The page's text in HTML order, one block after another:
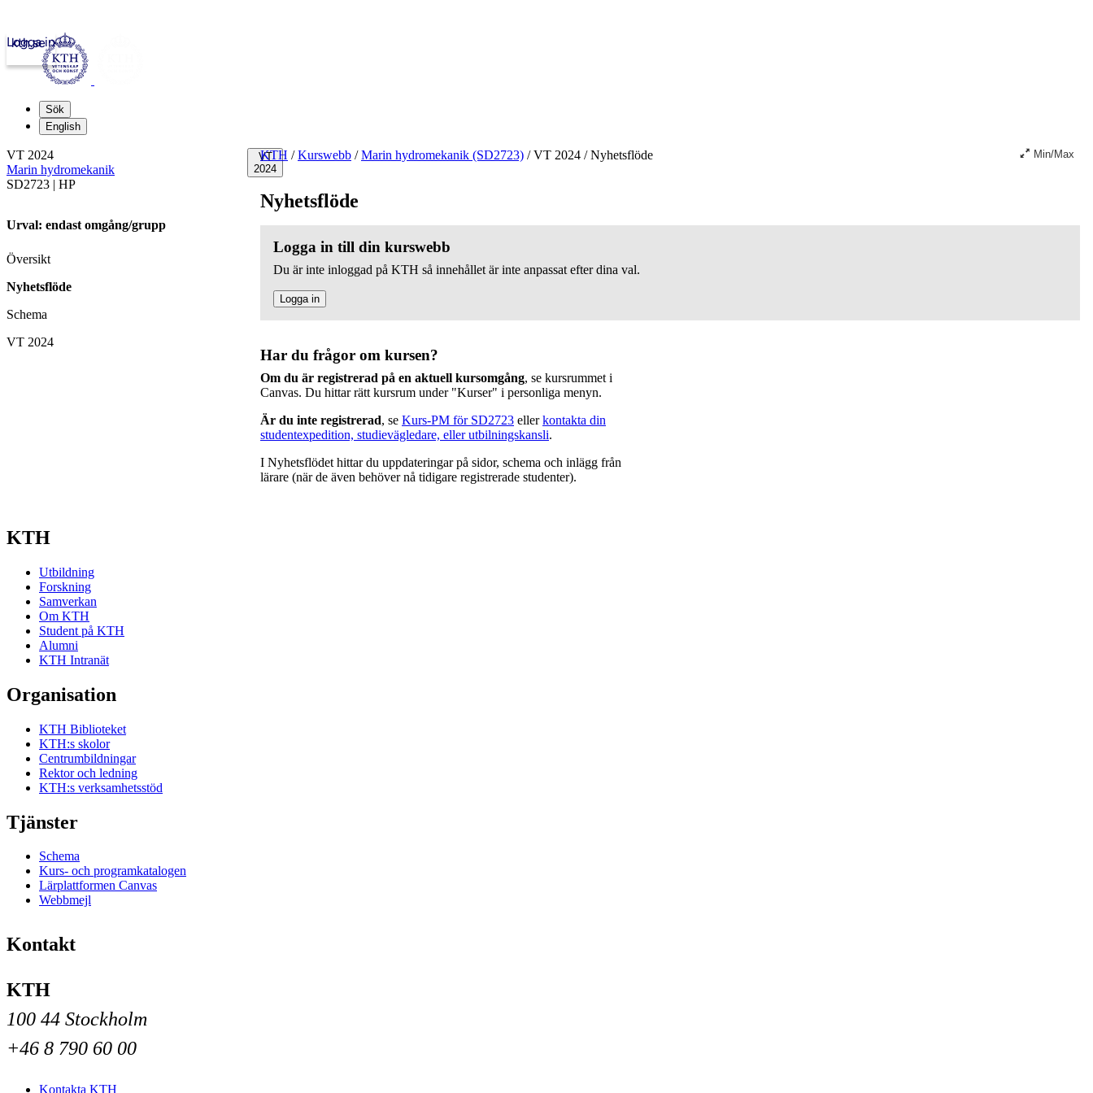
kth.se
Logga in
Sök
English
VT
2024
KTH / Kurswebb / Marin hydromekanik (SD2723) /VT 2024 /Nyhetsflöde Min/Max
Nyhetsflöde
Logga in till din kurswebb
Du är inte inloggad på KTH så innehållet är inte anpassat efter dina val.
Logga in
Har du frågor om kursen?
Om du är registrerad på en aktuell kursomgång, se kursrummet i
Canvas. Du hittar rätt kursrum under "Kurser" i personliga menyn.
Är du inte registrerad, se Kurs-PM för SD2723 ellerkontakta din
studentexpedition, studievägledare, eller utbilningskansli.
I Nyhetsflödet hittar du uppdateringar på sidor, schema och inlägg från
lärare (när de även behöver nå tidigare registrerade studenter).
VT 2024
Marin hydromekanik
SD2723 | HP
Urval: endast omgång/grupp
Översikt
Nyhetsflöde
Schema
VT 2024
KTH
Utbildning
Forskning
Samverkan
Om KTH
Student på KTH
Alumni
KTH Intranät
Organisation
KTH Biblioteket
KTH:s skolor
Centrumbildningar
Rektor och ledning
KTH:s verksamhetsstöd
Tjänster
Schema
Kurs- och programkatalogen
Lärplattformen Canvas
Webbmejl
Kontakt
KTH
100 44 Stockholm
+46 8 790 60 00
Kontakta KTH